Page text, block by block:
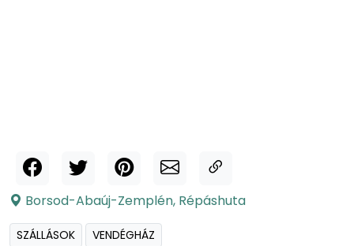
Borsod-Abaúj-Zemplén, Répáshuta
SZÁLLÁSOK VENDÉGHÁZ